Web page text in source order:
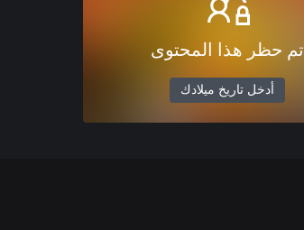
تم حظر هذا المحتوى
أدخل تاريخ ميلادك